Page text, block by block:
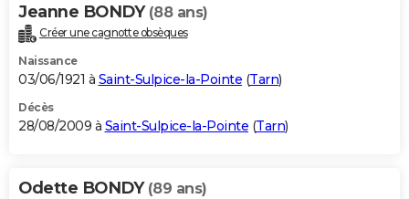
Jeanne BONDY (88 ans)
Créer une cagnotte obsèques
Naissance
03/06/1921 à Saint-Sulpice-la-Pointe (Tarn)
Décès
28/08/2009 à Saint-Sulpice-la-Pointe (Tarn)
Odette BONDY (89 ans)